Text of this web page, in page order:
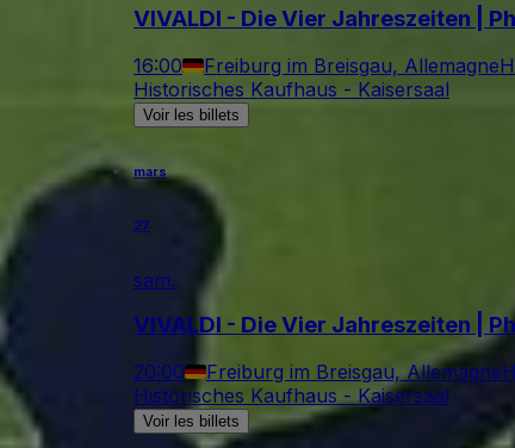
VIVALDI - Die Vier Jahreszeiten |
16:00 Freiburg im Breisgau, Allemagne
Historisches Kaufhaus - Kaisersaal
Voir les billets
mars
27
sam.
VIVALDI - Die Vier Jahreszeiten |
20:00 Freiburg im Breisgau, Allemagne
Historisches Kaufhaus - Kaisersaal
Voir les billets